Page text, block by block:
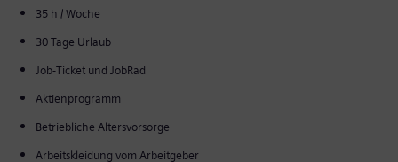
35 h / Woche
30 Tage Urlaub
Job-Ticket und JobRad
Aktienprogramm
Betriebliche Altersvorsorge
Arbeitskleidung vom Arbeitgeber